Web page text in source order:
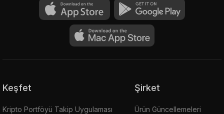
Keşfet
Kripto Portföyü Takip Uygulaması
Şirket
Ürün Güncellemeleri